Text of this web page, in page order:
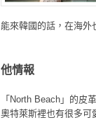
能來韓國的話，在海外
他情報
「North Beach」的皮
奧特萊斯裡也有很多可